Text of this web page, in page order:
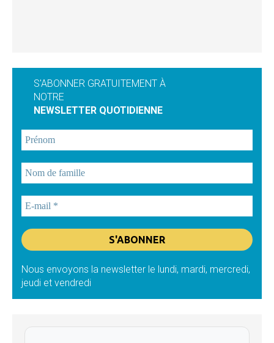
S'ABONNER GRATUITEMENT À
NOTRE
NEWSLETTER QUOTIDIENNE
Nous envoyons la newsletter le lundi, mardi, mercredi,
jeudi et vendredi